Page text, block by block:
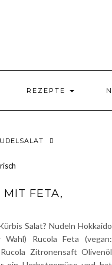
REZEPTE
MIT FETA,
Salat? Nudeln Hokkaido
Rucola Feta (vegan:
Zitronensaft Olivenöl